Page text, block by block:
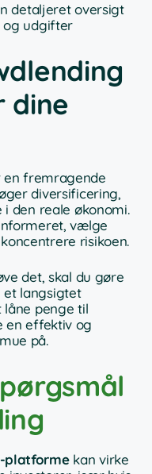
detaljeret oversigt
udgifter
dine
en fremragende
diversificering,
den reale økonomi.
vælge
risikoen.
det, skal du gøre
et langsigtet
låne penge til
en effektiv og
på.
platformekan virke